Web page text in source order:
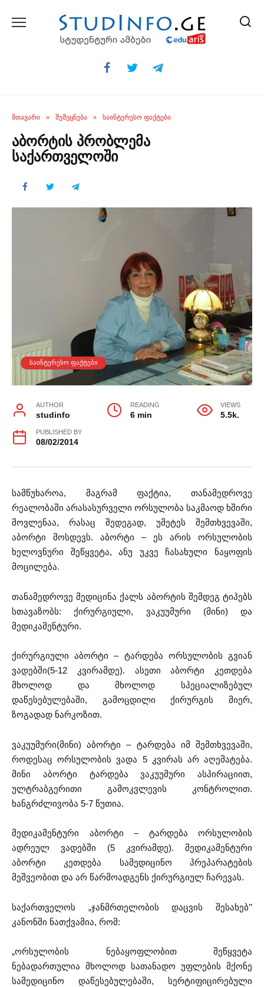
ᲛᲗᲐᲕᲐᲠᲘ » ᲨᲔᲛᲔᲪᲜᲔᲑᲐ » ᲡᲐᲘᲜᲢᲔᲠᲔᲡᲝ ᲤᲐᲥᲢᲔᲑᲘ
აბორტის პრობლემა
საქართველოში
ᲡᲐᲘᲜᲢᲔᲠᲔᲡᲝ ᲤᲐᲥᲢᲔᲑᲘ
AUTHOR
studinfo
READING
6 min
VIEWS
5.5k.
PUBLISHED BY
08/02/2014
სამწუხაროა, მაგრამ ფაქტია, თანამედროვე
რეალობაში არასასურველი ორსულობა საკმაოდ ხშირი
მოვლენაა, რასაც შედეგად, უმეტეს შემთხვევაში,
აბორტი მოსდევს. აბორტი – ეს არის ორსულობის
ხელოვნური შეწყვეტა, ანუ უკვე ჩასახული ნაყოფის
მოცილება.
თანამედროვე მედიცინა ქალს აბორტის შემდეგ ტიპებს
სთავაზობს: ქირურგიული, ვაკუუმური (მინი) და
მედიკამენტური.
ქირურგიული აბორტი – ტარდება ორსულობის გვიან
ვადებში(5-12 კვირამდე). ასეთი აბორტი კეთდება
მხოლოდ და მხოლოდ სპეციალიზებულ
დაწესებულებაში, გამოცდილი ქირურგის მიერ,
ზოგადად ნარკოზით.
ვაკუუმური(მინი) აბორტი – ტარდება იმ შემთხვევაში,
როდესაც ორსულობის ვადა 5 კვირას არ აღემატება.
მინი აბორტი ტარდება ვაკუუმური ასპირაციით,
ულტრაბგერითი გამოკვლევის კონტროლით.
ხანგრძლივობა 5-7 წუთია.
მედიკამენტური აბორტი – ტარდება ორსულობის
ადრეულ ვადებში (5 კვირამდე). მედიკამენტური
აბორტი კეთდება სამედიცინო პრეპარატების
მეშვეობით და არ წარმოადგენს ქირურგიულ ჩარევას.
საქართველოს „ჯანმრთელობის დაცვის შესახებ’’
კანონში ნათქვამია, რომ:
„ორსულობის ნებაყოფლობით შეწყვეტა
ნებადართულია მხოლოდ სათანადო უფლების მქონე
სამედიცინო დაწესებულებაში, სერტიფიცირებული